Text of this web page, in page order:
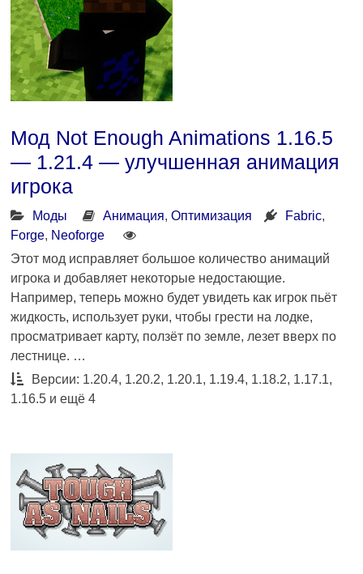
Мод Not Enough Animations 1.16.5
— 1.21.4 — улучшенная анимация
игрока
Моды Анимация,Оптимизация Fabric,
Forge, Neoforge
Этот мод исправляет большое количество анимаций
игрока и добавляет некоторые недостающие.
Например, теперь можно будет увидеть как игрок пьёт
жидкость, использует руки, чтобы грести на лодке,
просматривает карту, ползёт по земле, лезет вверх по
лестнице. …
Версии: 1.20.4, 1.20.2, 1.20.1, 1.19.4, 1.18.2, 1.17.1,
1.16.5 и ещё 4